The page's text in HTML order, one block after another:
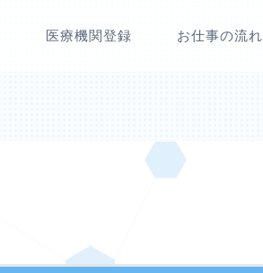
医療機関登録 お仕事の流れ